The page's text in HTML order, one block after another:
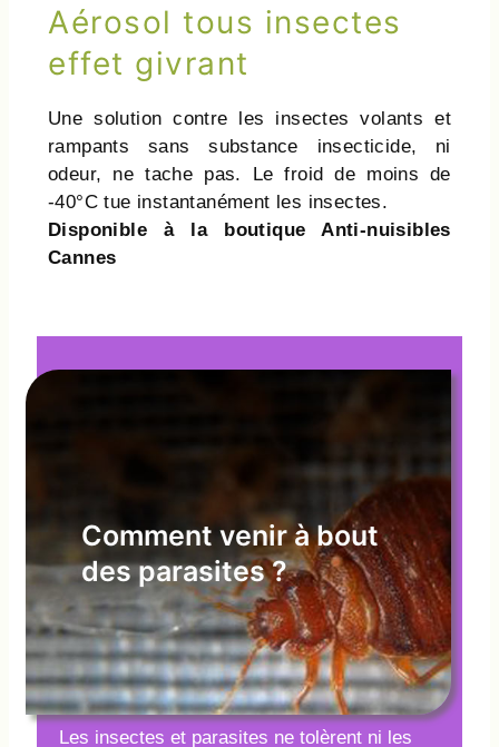
Aérosol tous insectes
effet givrant
Une solution contre les insectes volants et
rampants sans substance insecticide, ni
odeur, ne tache pas. Le froid de moins de
-40°C tue instantanément les insectes.
Disponible à la boutique Anti-nuisibles
Cannes
Comment venir à bout
des parasites ?
Les insectes et parasites ne tolèrent ni les